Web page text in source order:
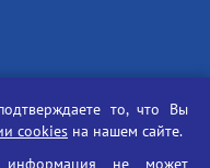
то, что Вы
cookies на нашем сайте.
не может